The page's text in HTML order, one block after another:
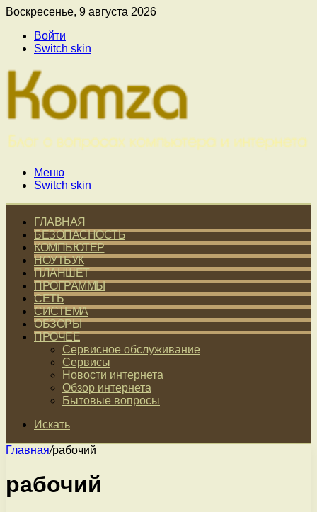
Воскресенье, 9 августа 2026
Войти
Switch skin
Меню
Switch skin
ГЛАВНАЯ
БЕЗОПАСНОСТЬ
КОМПЬЮТЕР
НОУТБУК
ПЛАНШЕТ
ПРОГРАММЫ
СЕТЬ
СИСТЕМА
ОБЗОРЫ
ПРОЧЕЕ
Сервисное обслуживание
Сервисы
Новости интернета
Обзор интернета
Бытовые вопросы
Искать
Главная/рабочий
рабочий